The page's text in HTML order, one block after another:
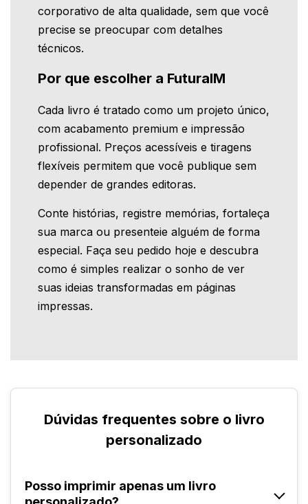
corporativo de alta qualidade, sem que você
precise se preocupar com detalhes
técnicos.
Por que escolher a FuturaIM
Cada livro é tratado como um projeto único,
com acabamento premium e impressão
profissional. Preços acessíveis e tiragens
flexíveis permitem que você publique sem
depender de grandes editoras.
Conte histórias, registre memórias, fortaleça
sua marca ou presenteie alguém de forma
especial. Faça seu pedido hoje e descubra
como é simples realizar o sonho de ver
suas ideias transformadas em páginas
impressas.
Dúvidas frequentes sobre o livro
personalizado
Posso imprimir apenas um livro